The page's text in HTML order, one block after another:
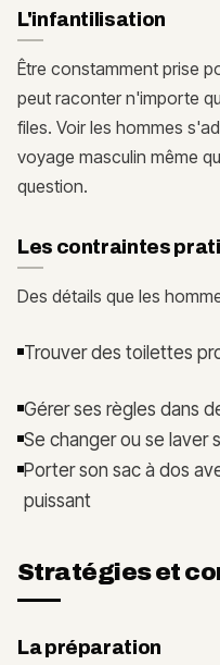
L'infantilisation
Être constamment prise
peut raconter n'importe
files. Voir les hommes
voyage masculin même
question.
Les contraintes
Des détails que les
Trouver des toilettes
Gérer ses règles dans
Se changer ou se laver
Porter son sac à dos
puissant
Stratégies et
La préparation